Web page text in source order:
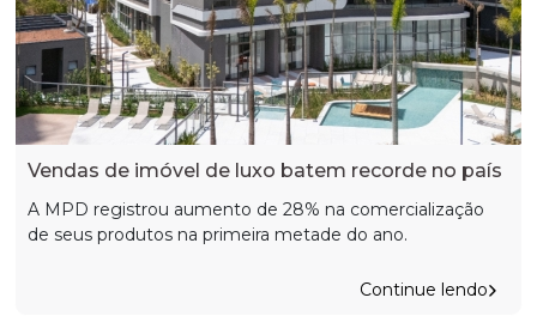
Vendas de imóvel de luxo batem recorde no país
A MPD registrou aumento de 28% na comercialização
de seus produtos na primeira metade do ano.
Continue lendo